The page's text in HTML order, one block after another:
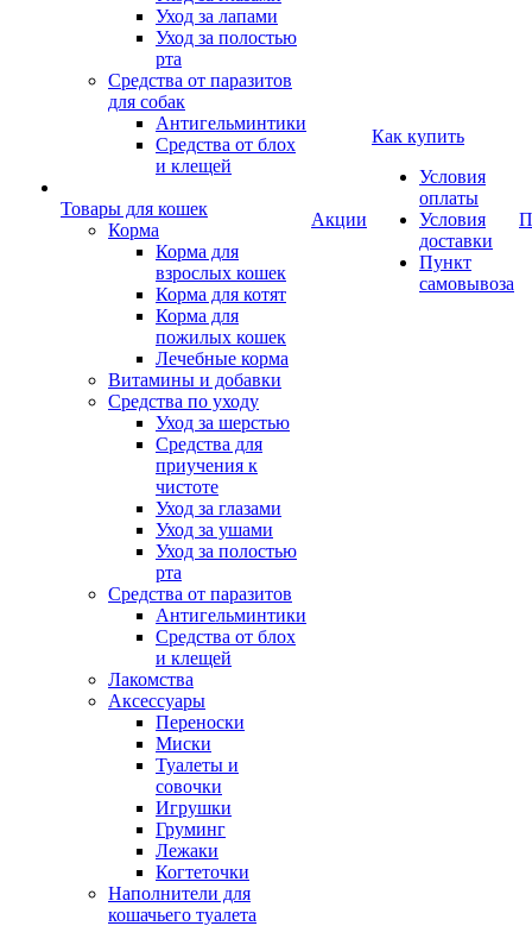
Уход за лапами
Уход за полостью
рта
Средства от паразитов
для собак
Антигельминтики
Средства от блох
и клещей
Товары для кошек
Корма
Корма для
взрослых кошек
Корма для котят
Корма для
пожилых кошек
Лечебные корма
Витамины и добавки
Средства по уходу
Уход за шерстью
Средства для
приучения к
чистоте
Уход за глазами
Уход за ушами
Уход за полостью
рта
Средства от паразитов
Антигельминтики
Средства от блох
и клещей
Лакомства
Аксессуары
Переноски
Миски
Туалеты и
совочки
Игрушки
Груминг
Лежаки
Когтеточки
Наполнители для
кошачьего туалета
Акции
Как купить
Условия
оплаты
Условия
доставки
Пункт
самовывоза